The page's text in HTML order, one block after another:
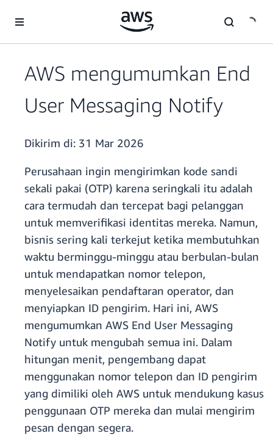
AWS mengumumkan End
User Messaging Notify
Dikirim di: 31 Mar 2026
Perusahaan ingin mengirimkan kode sandi
sekali pakai (OTP) karena seringkali itu adalah
cara termudah dan tercepat bagi pelanggan
untuk memverifikasi identitas mereka. Namun,
bisnis sering kali terkejut ketika membutuhkan
waktu berminggu-minggu atau berbulan-bulan
untuk mendapatkan nomor telepon,
menyelesaikan pendaftaran operator, dan
menyiapkan ID pengirim. Hari ini, AWS
mengumumkan AWS End User Messaging
Notify untuk mengubah semua ini. Dalam
hitungan menit, pengembang dapat
menggunakan nomor telepon dan ID pengirim
yang dimiliki oleh AWS untuk mendukung kasus
penggunaan OTP mereka dan mulai mengirim
pesan dengan segera.